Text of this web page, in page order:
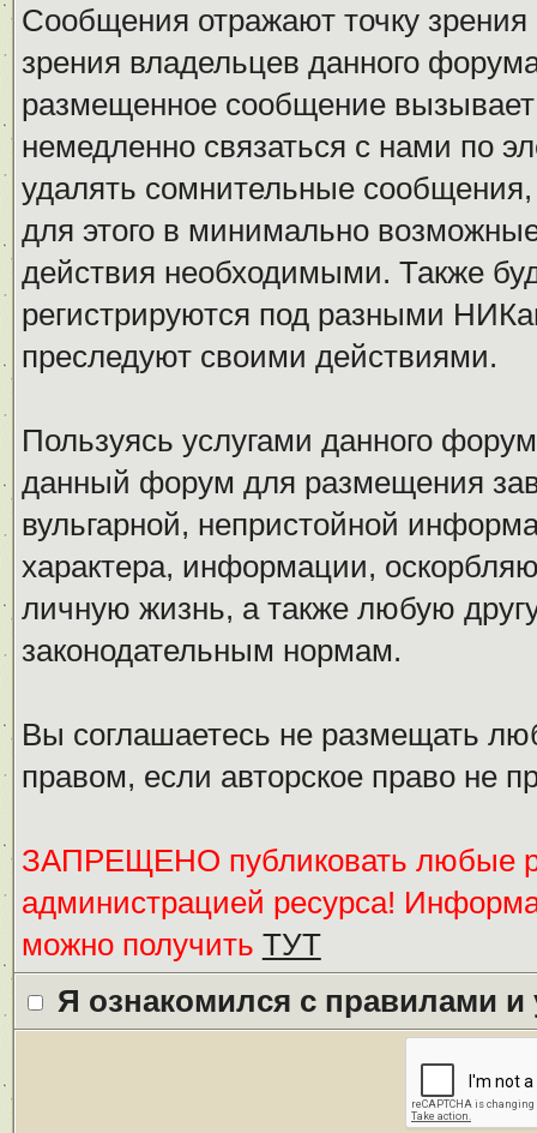
Сообщения отражают точку
зрения владельцев данного
размещенное сообщение
немедленно связаться с нами по
удалять сомнительные
для этого в минимально
действия необходимыми. Также
регистрируются под разными
преследуют своими действиями.
Пользуясь услугами данного
данный форум для размещения
вульгарной, непристойной
характера, информации,
личную жизнь, а также любую
законодательным нормам.
Вы соглашаетесь не размещать
правом, если авторское право не
ЗАПРЕЩЕНО публиковать любые
администрацией ресурса!
можно получить ТУТ
Я ознакомился с правилами